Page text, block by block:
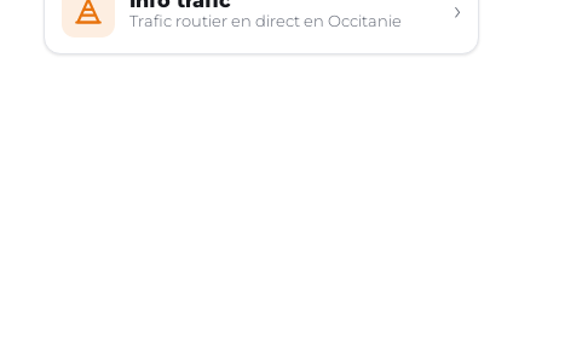
Trafic routier en direct en Occitanie ›